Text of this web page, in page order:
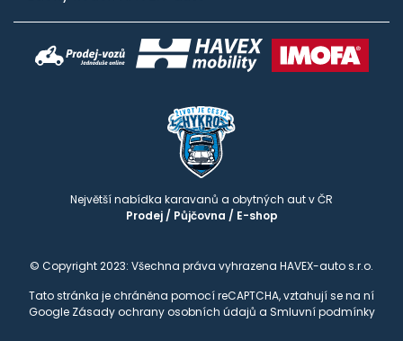
Největší nabídka karavanů a obytných aut v ČR
Prodej/ Půjčovna / E-shop
© Copyright 2023: Všechna práva vyhrazena HAVEX-auto s.r.o.
Tato stránka je chráněna pomocí reCAPTCHA, vztahují se na ní
Google Zásady ochrany osobních údajů a Smluvní podmínky